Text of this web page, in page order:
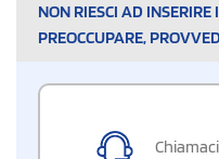
NON RIESCI AD INSERIRE
PREOCCUPARE,